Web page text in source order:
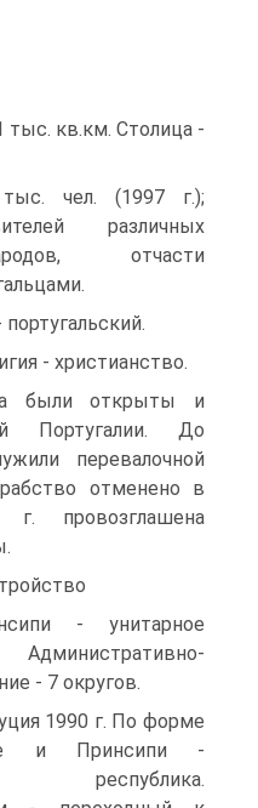
тыс. кв.км. Столица -
чел. (1997 г.);
различных
отчасти
- христианство.
были открыты и
Португалии. До
перевалочной
отменено в
провозглашена
- унитарное
- 7 округов.
1990 г. По форме
и Принсипи -
республика.